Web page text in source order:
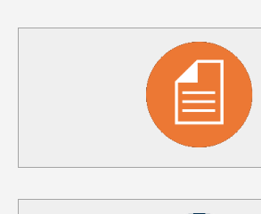
SALE E SERVIZI
SCARICA